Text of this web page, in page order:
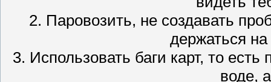
2. Паровозить, не создавать
держаться
3. Использовать баги карт, то
воде,